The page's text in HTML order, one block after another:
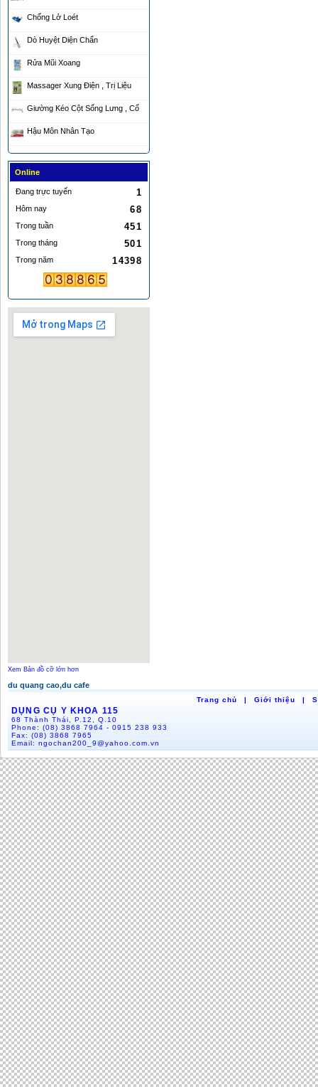
Chống Lở Loét
Dò Huyệt Diện Chẩn
Rửa Mũi Xoang
Massager Xung Điện , Trị Liệu
Giường Kéo Cột Sống Lưng , Cổ
Hậu Môn Nhân Tạo
Online
Đang trực tuyến 1
Hôm nay 68
Trong tuần 451
Trong tháng 501
Trong năm 14398
Xem Bản đồ cỡ lớn hơn
du quang cao,du cafe
Trang chủ | Giới thiệu |
DỤNG CỤ Y KHOA 115
68 Thành Thái, P.12, Q.10
Phone: (08) 3868 7964 - 0915 238 933
Fax: (08) 3868 7965
Email: ngochan200_9@yahoo.com.vn